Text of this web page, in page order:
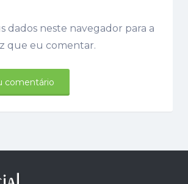
dados neste navegador para a
que eu comentar.